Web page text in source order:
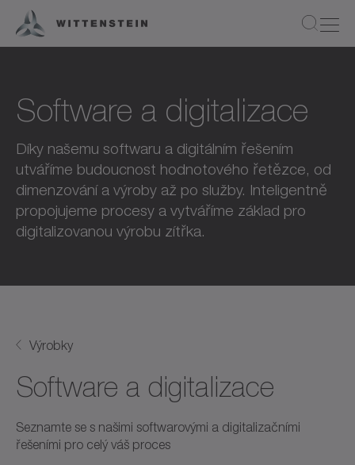
Software a digitalizace
Díky našemu softwaru a digitálním řešením
utváříme budoucnost hodnotového řetězce, od
dimenzování a výroby až po služby. Inteligentně
propojujeme procesy a vytváříme základ pro
digitalizovanou výrobu zítřka.
Výrobky
Software a digitalizace
Seznamte se s našimi softwarovými a digitalizačními
řešeními pro celý váš proces